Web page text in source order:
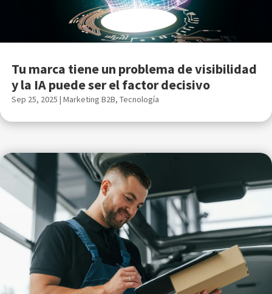
Tu marca tiene un problema de visibilidad
y la IA puede ser el factor decisivo
Sep 25, 2025 | Marketing B2B, Tecnología